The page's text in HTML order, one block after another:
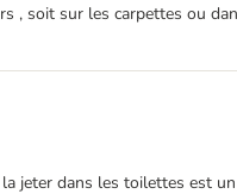
soit sur les carpettes ou
jeter dans les toilettes est